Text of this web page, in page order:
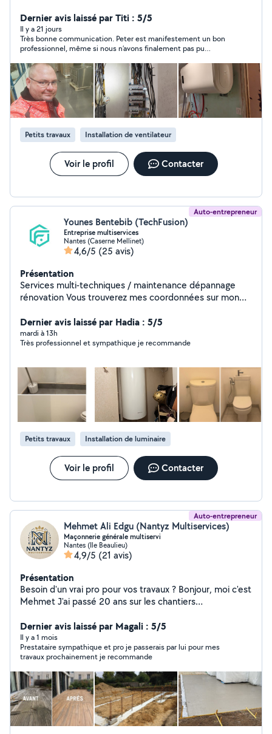
et le chauffage, je suis bricoleur dans toutes sortes de
domaines. n'hésitez pas à me demander :), car je suis un
bon conseiller aussi.
Dernier avis laissé par Titi : 5/5
Il y a 21 jours
Très bonne communication. Peter est manifestement un bon
professionnel, même si nous n’avons finalement pas pu
appartiennent. Il n’en est en rien responsable : c’est
simplement la vie !
Petits travaux Installation de ventilateur
Voir le profil Contacter
Auto-entrepreneur
Younes Bentebib (TechFusion)
Entreprise multiservices
Nantes (Caserne Mellinet)
4,6/5 (25 avis)
Présentation
Services multi-techniques / maintenance dépannage
rénovation Vous trouverez mes coordonnées sur mon
Techfusion,fr O6 95 98 65 2O - électricité - plomberie -
entretien de piscine - Installation de caméra Réservez
votre intervention en quelques clics ! Site : techfusion,fr
Dernier avis laissé par Hadia : 5/5
mardi à 13h
Très professionnel et sympathique je recommande
Petits travaux Installation de luminaire
Voir le profil Contacter
Auto-entrepreneur
Mehmet Ali Edgu (Nantyz Multiservices)
Maçonnerie générale multiservi
Nantes (Ile Beaulieu)
4,9/5 (21 avis)
Présentation
Besoin d'un vrai pro pour vos travaux ? Bonjour, moi c'est
Mehmet J'ai passé 20 ans sur les chantiers
Autant vous dire que le bâtiment, c'est ma vie : je suis la
3ème génération de ma famille à faire ce métier.
Aujourd'hui, je mets mon expérience au service des
particuliers pour tout ce qui est "homme toutes mains".
Je ne fais pas du bricolage de dimanche, je travaille
avec la rigueur d'un pro. Ce que je fais pour vous : (
Maçonnerie générale) Bricolage : Fixer, réparer,
monter... je touche à tout. Gros bras : Aide au transport
et manutention lourde. Pourquoi m'appeler ? Parce
Dernier avis laissé par Magali : 5/5
Il y a 1 mois
Prestataire sympathique et pro je passerais par lui pour mes
travaux prochainement je recommande